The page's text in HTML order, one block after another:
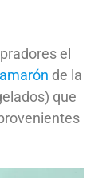
el
de la
que